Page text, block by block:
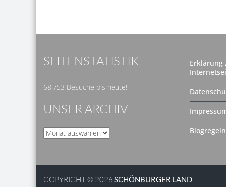
SEITENSTATISTIK
68.753 Besuche bis heute!
UNSER ARCHIV
Unser
Erklärung
Blogregeln
COPYRIGHT © 2026 SCHÖNBURGER LAND